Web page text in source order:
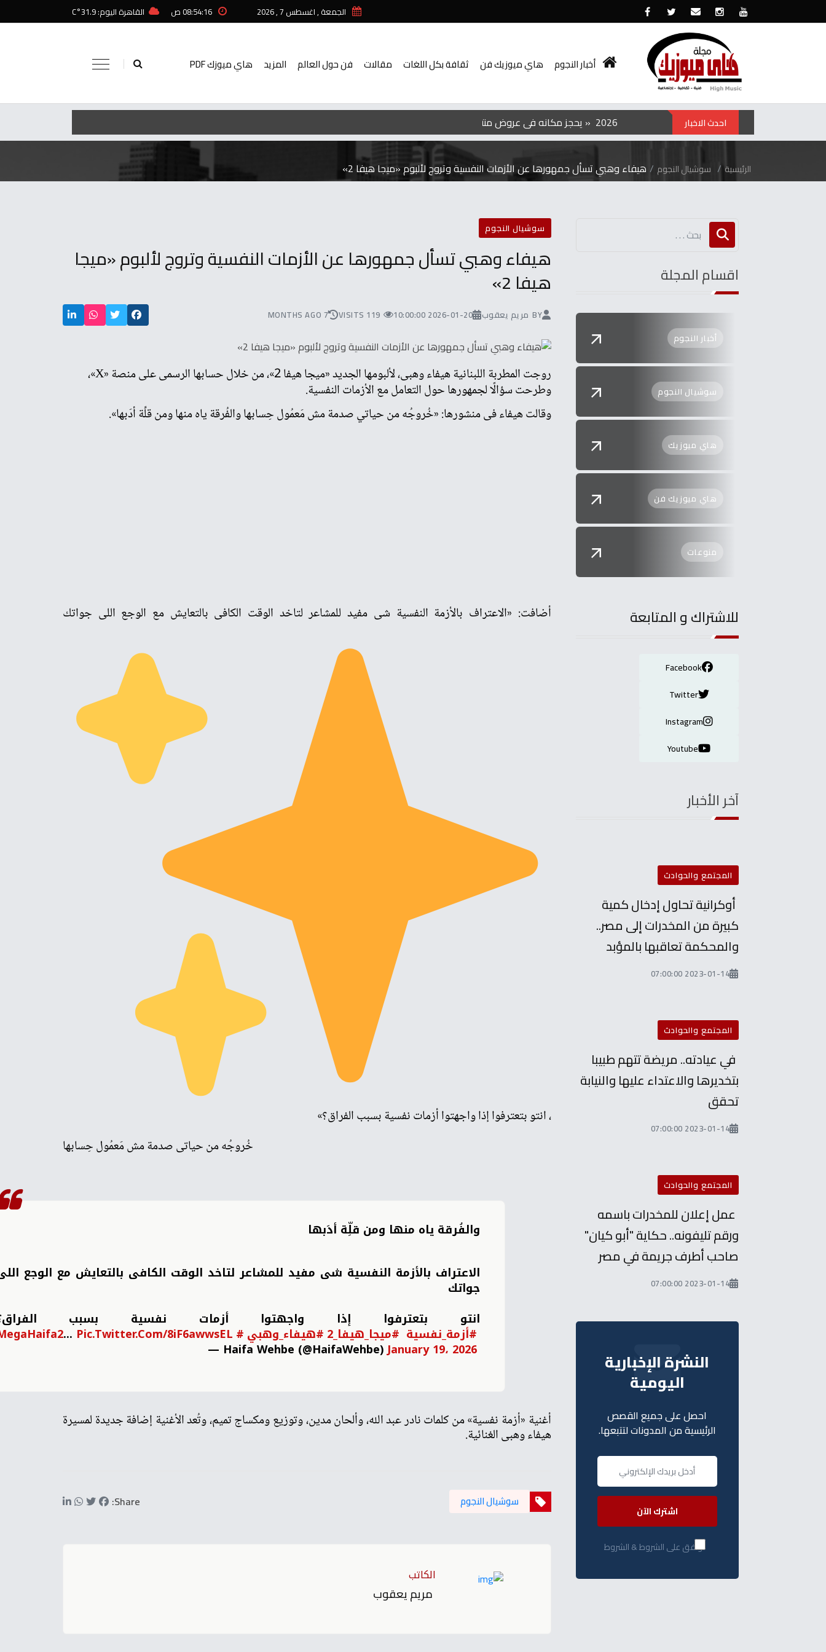
الجمعة , اغسطس 7 , 2026 08:54:16 ص القاهرة اليوم: 31.9°C
أخبار النجوم هاي ميوزيك فن ثقافة بكل اللغات مقالات فن حول العالم المزيد هاي ميوزك PDF
الفيلم‭ ‬الكوري‭ ‬‮»‬Hope‮«‬‭ ‬يحجز‭ ‬مكانه‭ ‬في‭ ‬عروض‭ ‬منتصف‭ ‬الليل‭ ‬بمهرجان‭ ‬تورنتو ‭ ‬2026 احدث الاخبار
الرئيسية سوشيال النجوم هيفاء وهبي تسأل جمهورها عن الأزمات النفسية وتروج لألبوم «ميجا هيفا 2»
سوشيال النجوم
هيفاء وهبي تسأل جمهورها عن الأزمات النفسية وتروج لألبوم «ميجا
هيفا 2»
BY مريم يعقوب 2026-01-20 10:00:00
119 VISITS
7 MONTHS AGO
روجت المطربة اللبنانية هيفاء وهبى، لألبومها الجديد «ميجا هيفا 2»، من خلال حسابها الرسمى على منصة «X»،
وطرحت سؤالًا لجمهورها حول التعامل مع الأزمات النفسية.
وقالت هيفاء فى منشورها: «خُروجُه من حياتي صدمة مش مَعمُول حِسابها والفُرقة ياه منها ومن قلِّة أدَبها».
أضافت: «الاعتراف بالأزمة النفسية شى مفيد للمشاعر لتاخد الوقت الكافى بالتعايش مع الوجع اللى جواتك
، انتو بتعترفوا إذا واجهتوا أزمات نفسية بسبب الفراق؟»
خُروجُه من حياتى صدمة مش مَعمُول حِسابها
والفُرقة ياه منها ومن قلِّة أدَبها
الاعتراف بالأزمة النفسية شى مفيد للمشاعر لتاخد الوقت الكافى بالتعايش مع الوجع
جواتك
انتو بتعترفوا إذا واجهتوا أزمات نفسية بسبب
#أزمة_نفسية #ميجا_هيفا_2 #هيفاء_وهبي #MegaHaifa2
... Pic.twitter.com/8iF6awwsEL
— Haifa Wehbe (@HaifaWehbe)January 19، 2026
أغنية «أزمة نفسية» من كلمات نادر عبد الله، وألحان مدين، وتوزيع ومكساج تميم، وتُعد الأغنية إضافة جديدة لمسيرة
هيفاء وهبى الغنائية.
سوشيال النجوم Share:
الكاتب
مريم يعقوب
اقسام المجلة
أخبار النجوم
سوشيال النجوم
هاي ميوزيك
هاي ميوزيك فن
منوعات
للاشتراك و المتابعة
Facebook
Twitter
Instagram
Youtube
آخر الأخبار
المجتمع والحوادث
أوكرانية تحاول إدخال كمية
كبيرة من المخدرات إلى مصر..
والمحكمة تعاقبها بالمؤبد
2023-01-14 07:00:00
المجتمع والحوادث
في عيادته.. مريضة تتهم طبيبا
بتخديرها والاعتداء عليها والنيابة
تحقق
2023-01-14 07:00:00
المجتمع والحوادث
عمل إعلان للمخدرات باسمه
ورقم تليفونه.. حكاية "أبو كيان"
صاحب أطرف جريمة في مصر
2023-01-14 07:00:00
النشرة الإخبارية
اليومية
احصل على جميع القصص
الرئيسية من المدونات لتتبعها.
اشترك الآن
أوافق على الشروط & الشروط